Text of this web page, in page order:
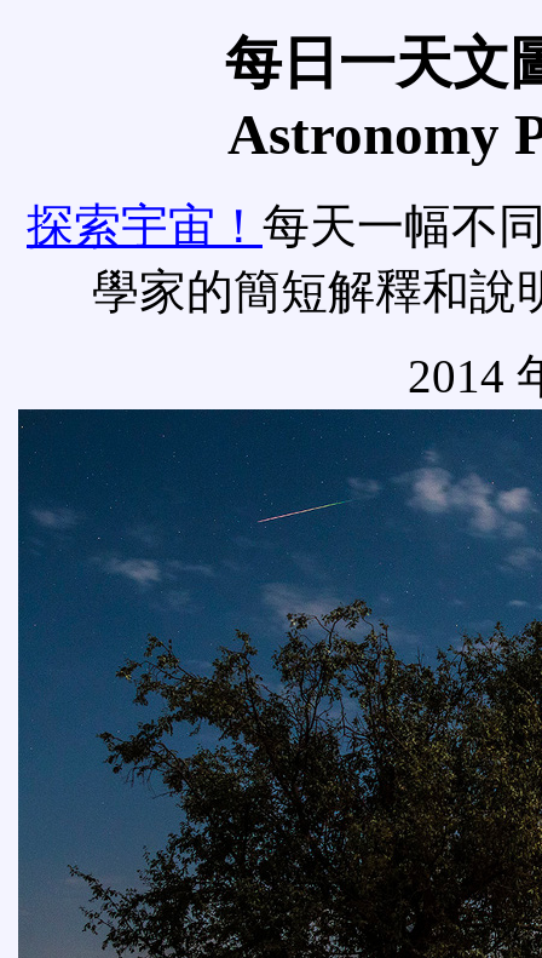
每日一天文
Astronomy
探索宇宙！ 每天一幅不
學家的簡短解釋和說
2014